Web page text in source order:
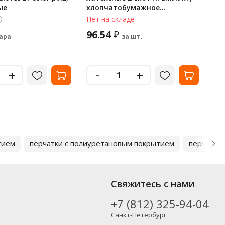
+
хлопчатобумажное
напыление, СВЕРХПЛОТНЫЕ,
размер 8-9, L (большой),
желтые, вес 65 г, 600272
Нет на складе
96.54₽ за шт.
- +
перчатки с полиуретановым покрытием
Свяжитесь с нами
+7 (812) 325-94-04
Санкт-Петербург